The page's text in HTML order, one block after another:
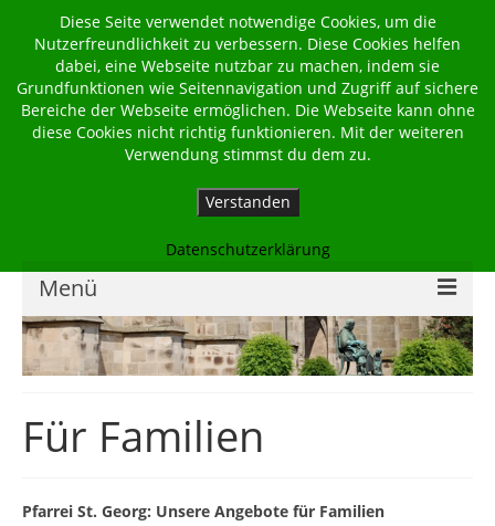
Menü
Home
Georgsbote
Für Familien
Pfarrei St. Georg: Unsere Angebote für Familien
Diese Seite verwendet notwendige Cookies, um die
Nutzerfreundlichkeit zu verbessern. Diese Cookies helfen
dabei, eine Webseite nutzbar zu machen, indem sie
Grundfunktionen wie Seitennavigation und Zugriff auf sichere
Bereiche der Webseite ermöglichen. Die Webseite kann ohne
diese Cookies nicht richtig funktionieren. Mit der weiteren
Verwendung stimmst du dem zu.
Verstanden
Datenschutzerklärung